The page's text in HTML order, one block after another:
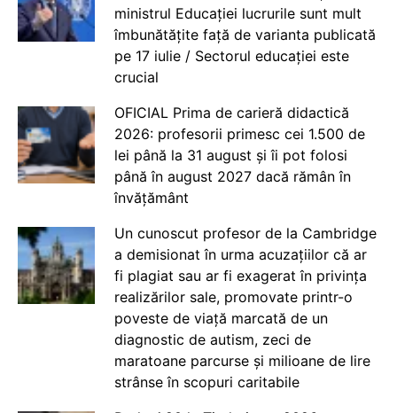
ministrul Educației lucrurile sunt mult
îmbunătățite față de varianta publicată
pe 17 iulie / Sectorul educației este
crucial
OFICIAL Prima de carieră didactică
2026: profesorii primesc cei 1.500 de
lei până la 31 august și îi pot folosi
până în august 2027 dacă rămân în
învățământ
Un cunoscut profesor de la Cambridge
a demisionat în urma acuzațiilor că ar
fi plagiat sau ar fi exagerat în privința
realizărilor sale, promovate printr-o
poveste de viață marcată de un
diagnostic de autism, zeci de
maratoane parcurse și milioane de lire
strânse în scopuri caritabile